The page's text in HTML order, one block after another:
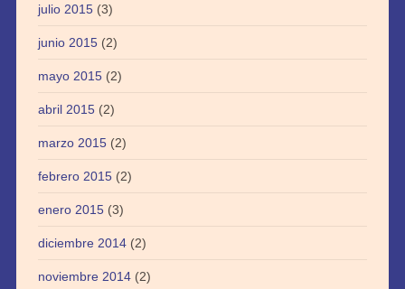
julio 2015(3)
junio 2015(2)
mayo 2015(2)
abril 2015(2)
marzo 2015(2)
febrero 2015(2)
enero 2015(3)
diciembre 2014(2)
noviembre 2014(2)